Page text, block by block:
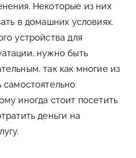
Некоторые из них
в домашних условиях.
устройства для
нужно быть
так как многие из
самостоятельно
иногда стоит посетить
деньги на